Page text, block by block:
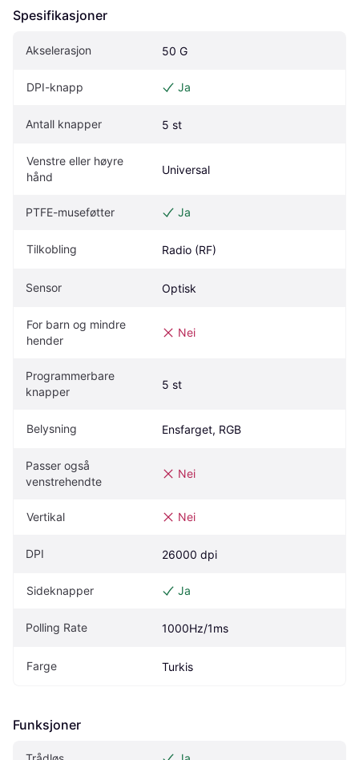
Spesifikasjoner
Akselerasjon 50 G
DPI-knapp Ja
Antall knapper 5 st
Venstre eller høyre
hånd
Universal
PTFE-museføtter Ja
Tilkobling Radio (RF)
Sensor Optisk
For barn og mindre
hender
Nei
Programmerbare
knapper
5 st
Belysning Ensfarget, RGB
Passer også
venstrehendte
Nei
Vertikal Nei
DPI 26000 dpi
Sideknapper Ja
Polling Rate 1000Hz/1ms
Farge Turkis
Funksjoner